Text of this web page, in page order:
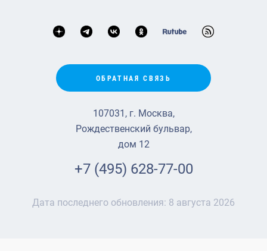
ОБРАТНАЯ СВЯЗЬ
107031, г. Москва,
Рождественский бульвар,
дом 12
+7 (495) 628-77-00
Дата последнего обновления: 8 августа 2026